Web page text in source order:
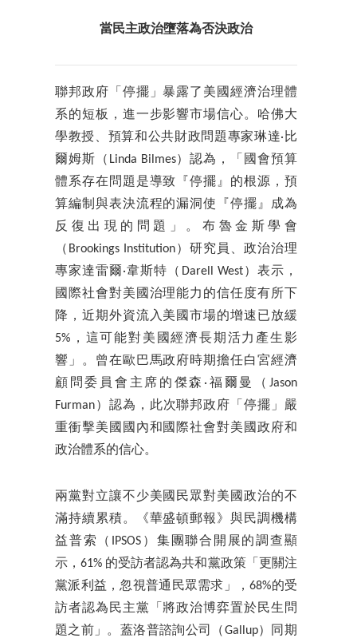
當民主政治墮落為否決政治
聯邦政府「停擺」暴露了美國經濟治理體
系的短板，進一步影響市場信心。哈佛大
學教授、預算和公共財政問題專家琳達·比
爾姆斯（Linda Bilmes）認為，「國會預算
體系存在問題是導致『停擺』的根源，預
算編制與表決流程的漏洞使『停擺』成為
反復出現的問題」。布魯金斯學會
（Brookings Institution）研究員、政治治理
專家達雷爾·韋斯特（Darell West）表示，
國際社會對美國治理能力的信任度有所下
降，近期外資流入美國市場的增速已放緩
5%，這可能對美國經濟長期活力產生影
響」。曾在歐巴馬政府時期擔任白宮經濟
顧問委員會主席的傑森·福爾曼（Jason
Furman）認為，此次聯邦政府「停擺」嚴
重衝擊美國國內和國際社會對美國政府和
政治體系的信心。
兩黨對立讓不少美國民眾對美國政治的不
滿持續累積。《華盛頓郵報》與民調機構
益普索（IPSOS）集團聯合開展的調查顯
示，61% 的受訪者認為共和黨政策「更關注
黨派利益，忽視普通民眾需求」，68%的受
訪者認為民主黨「將政治博弈置於民生問
題之前」。蓋洛普諮詢公司（Gallup）同期